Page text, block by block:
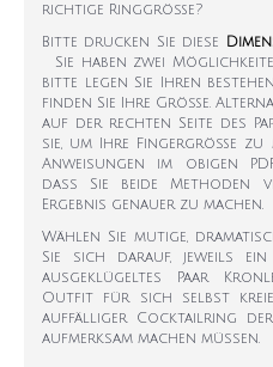
richtige Ringgröße?
Bitte drucken Sie diese
Sie haben zwei
bitte legen Sie Ihren
finden Sie Ihre Größe.
auf der rechten Seite des
sie, um Ihre Fingergröße zu
Anweisungen im obigen
dass Sie beide Methoden
Ergebnis genauer zu machen.
Wählen Sie mutige,
Sie sich darauf, jeweils
ausgeklügeltes Paar
Outfit für sich selbst
auffälliger Cocktailring der
aufmerksam machen müssen.